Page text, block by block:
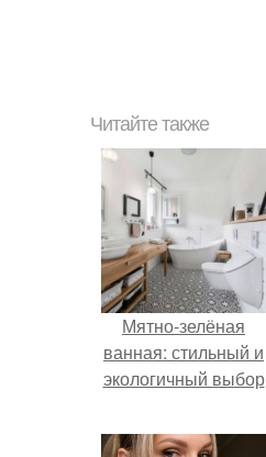
Читайте также
Мятно-зелёная
ванная: стильный и
экологичный выбор